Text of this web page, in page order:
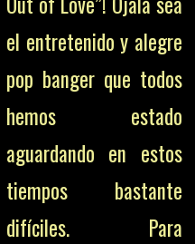
el entretenido y alegre
pop banger que todos
hemos estado
aguardando en estos
tiempos bastante
difíciles. Para